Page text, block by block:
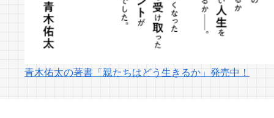
青木佑太の著書「親たちはどう生きるか」発売中！